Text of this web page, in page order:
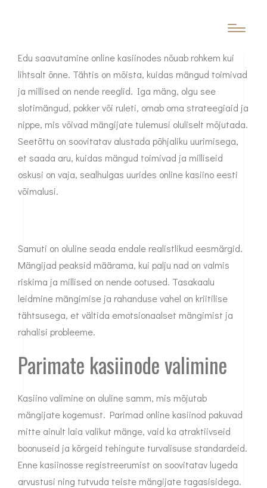
Edu saavutamine online kasiinodes nõuab rohkem kui
lihtsalt õnne. Tähtis on mõista, kuidas mängud toimivad
ja millised on nende reeglid. Iga mäng, olgu see
slotimängud, pokker või ruleti, omab oma strateegiaid ja
nippe, mis võivad mängijate tulemusi oluliselt mõjutada.
Seetõttu on soovitatav alustada põhjaliku uurimisega,
et saada aru, kuidas mängud toimivad ja milliseid
oskusi on vaja, sealhulgas uurides online kasiino eesti
võimalusi.
Samuti on oluline seada endale realistlikud eesmärgid.
Mängijad peaksid määrama, kui palju nad on valmis
riskima ja millised on nende ootused. Tasakaalu
leidmine mängimise ja rahanduse vahel on kriitilise
tähtsusega, et vältida emotsionaalset mängimist ja
rahalisi probleeme.
Parimate kasiinode valimine
Kasiino valimine on oluline samm, mis mõjutab
mängijate kogemust. Parimad online kasiinod pakuvad
mitte ainult laia valikut mänge, vaid ka atraktiivseid
boonuseid ja kõrgeid tehingute turvalisuse standardeid.
Enne kasiinosse registreerumist on soovitatav lugeda
arvustusi ning tutvuda teiste mängijate tagasisidega.